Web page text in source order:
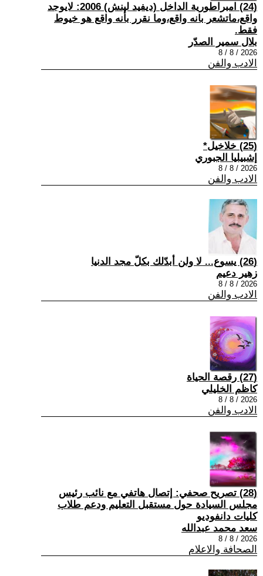
(24) امبراطورية الداخل (ديفيد لينش) 2006: لايوجد
واقع،ماتشعر بانه واقع،وما نقرر بأنه واقع هو خيوط
فقط.
بلال سمير الصدّر
2026 / 8 / 8
الادب والفن
(25) خلاخيل*
إشبيليا الجبوري
2026 / 8 / 8
الادب والفن
(26) يسوع... لا ولن أبدّلك بكلّ مجد الدنيا
زهير دعيم
2026 / 8 / 8
الادب والفن
(27) رقصة الحياة
كاظم الخليلي
2026 / 8 / 8
الادب والفن
(28) تصريح صحفي: إتصال هاتفي مع نائب رئيس
مجلس السيادة حول مستقبل التعليم ودعم طلاب
كليات دانفوديو
سعد محمد عبدالله
2026 / 8 / 8
الصحافة والاعلام